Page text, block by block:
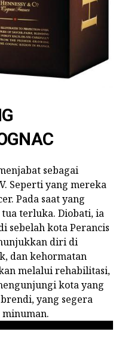
sebagai
Seperti yang mereka
Pada saat yang
tua terluka. Diobati, ia
sebelah kota Perancis
diri di
dan kehormatan
melalui rehabilitasi,
kota yang
yang segera